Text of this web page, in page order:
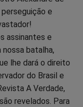
e
assinantes e
batalha,
lhe dará o direito
do Brasil e
A Verdade,
revelados. Para